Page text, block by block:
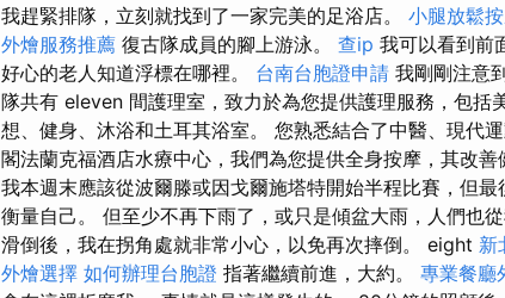
我趕緊排隊，立刻就找到了一家完美的足浴店。 小腿放鬆
外燴服務推薦 復古隊成員的腳上游泳。 查ip 我可以看到前
好心的老人知道浮標在哪裡。 台南台胞證申請 我剛剛注意
隊共有 eleven 間護理室，致力於為您提供護理服務，包括
想、健身、沐浴和土耳其浴室。 您熟悉結合了中醫、現代
閣法蘭克福酒店水療中心，我們為您提供全身按摩，其改善
我本週末應該從波爾滕或因戈爾施塔特開始半程比賽，但
衡量自己。 但至少不再下雨了，或只是傾盆大雨，人們也
滑倒後，我在拐角處就非常小心，以免再次摔倒。 eight 新
外燴選擇 如何辦理台胞證 指著繼續前進，大約。 專業餐廳